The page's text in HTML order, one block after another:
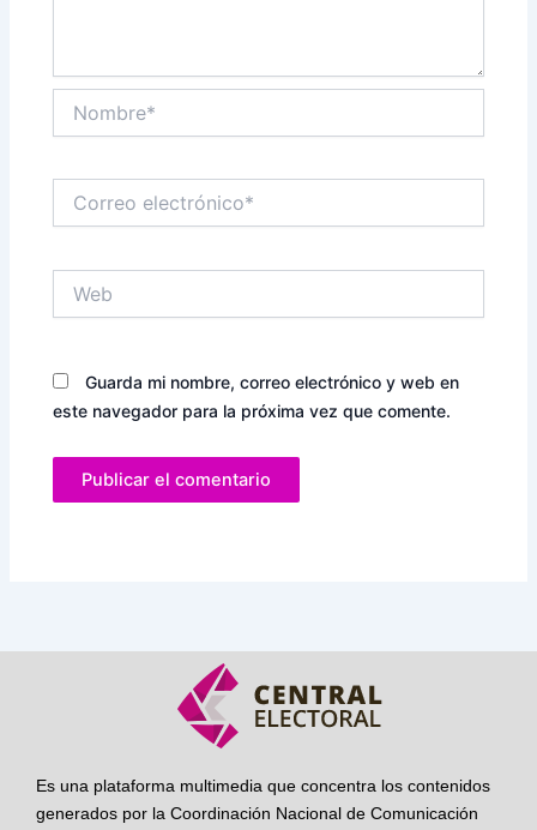
electrónico*
Guarda mi nombre, correo electrónico y web en
este navegador para la próxima vez que comente.
Es una plataforma multimedia que concentra los contenidos
generados por la Coordinación Nacional de Comunicación